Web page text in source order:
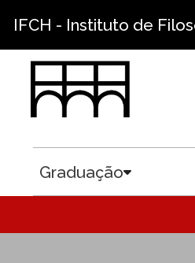
IFCH - Instituto de
Graduação